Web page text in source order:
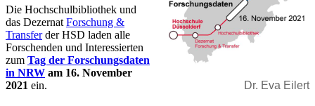
​​Die Hochschulbibliothek und
das Dezernat Forschung &
Transferder HSD laden alle
Forschenden und Interessierten
zum Tag der Forschungsdaten
in NRW am 16. November
2021 ein. Dr. Eva Eilert